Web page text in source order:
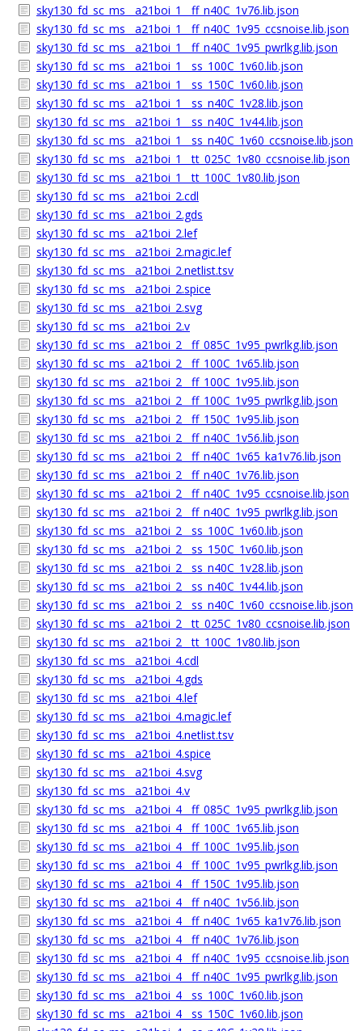
sky130_fd_sc_ms__a21boi_1__ff_n40C_1v76.lib.json
sky130_fd_sc_ms__a21boi_1__ff_n40C_1v95_ccsnoise.lib.json
sky130_fd_sc_ms__a21boi_1__ff_n40C_1v95_pwrlkg.lib.json
sky130_fd_sc_ms__a21boi_1__ss_100C_1v60.lib.json
sky130_fd_sc_ms__a21boi_1__ss_150C_1v60.lib.json
sky130_fd_sc_ms__a21boi_1__ss_n40C_1v28.lib.json
sky130_fd_sc_ms__a21boi_1__ss_n40C_1v44.lib.json
sky130_fd_sc_ms__a21boi_1__ss_n40C_1v60_ccsnoise.lib.json
sky130_fd_sc_ms__a21boi_1__tt_025C_1v80_ccsnoise.lib.json
sky130_fd_sc_ms__a21boi_1__tt_100C_1v80.lib.json
sky130_fd_sc_ms__a21boi_2.cdl
sky130_fd_sc_ms__a21boi_2.gds
sky130_fd_sc_ms__a21boi_2.lef
sky130_fd_sc_ms__a21boi_2.magic.lef
sky130_fd_sc_ms__a21boi_2.netlist.tsv
sky130_fd_sc_ms__a21boi_2.spice
sky130_fd_sc_ms__a21boi_2.svg
sky130_fd_sc_ms__a21boi_2.v
sky130_fd_sc_ms__a21boi_2__ff_085C_1v95_pwrlkg.lib.json
sky130_fd_sc_ms__a21boi_2__ff_100C_1v65.lib.json
sky130_fd_sc_ms__a21boi_2__ff_100C_1v95.lib.json
sky130_fd_sc_ms__a21boi_2__ff_100C_1v95_pwrlkg.lib.json
sky130_fd_sc_ms__a21boi_2__ff_150C_1v95.lib.json
sky130_fd_sc_ms__a21boi_2__ff_n40C_1v56.lib.json
sky130_fd_sc_ms__a21boi_2__ff_n40C_1v65_ka1v76.lib.json
sky130_fd_sc_ms__a21boi_2__ff_n40C_1v76.lib.json
sky130_fd_sc_ms__a21boi_2__ff_n40C_1v95_ccsnoise.lib.json
sky130_fd_sc_ms__a21boi_2__ff_n40C_1v95_pwrlkg.lib.json
sky130_fd_sc_ms__a21boi_2__ss_100C_1v60.lib.json
sky130_fd_sc_ms__a21boi_2__ss_150C_1v60.lib.json
sky130_fd_sc_ms__a21boi_2__ss_n40C_1v28.lib.json
sky130_fd_sc_ms__a21boi_2__ss_n40C_1v44.lib.json
sky130_fd_sc_ms__a21boi_2__ss_n40C_1v60_ccsnoise.lib.json
sky130_fd_sc_ms__a21boi_2__tt_025C_1v80_ccsnoise.lib.json
sky130_fd_sc_ms__a21boi_2__tt_100C_1v80.lib.json
sky130_fd_sc_ms__a21boi_4.cdl
sky130_fd_sc_ms__a21boi_4.gds
sky130_fd_sc_ms__a21boi_4.lef
sky130_fd_sc_ms__a21boi_4.magic.lef
sky130_fd_sc_ms__a21boi_4.netlist.tsv
sky130_fd_sc_ms__a21boi_4.spice
sky130_fd_sc_ms__a21boi_4.svg
sky130_fd_sc_ms__a21boi_4.v
sky130_fd_sc_ms__a21boi_4__ff_085C_1v95_pwrlkg.lib.json
sky130_fd_sc_ms__a21boi_4__ff_100C_1v65.lib.json
sky130_fd_sc_ms__a21boi_4__ff_100C_1v95.lib.json
sky130_fd_sc_ms__a21boi_4__ff_100C_1v95_pwrlkg.lib.json
sky130_fd_sc_ms__a21boi_4__ff_150C_1v95.lib.json
sky130_fd_sc_ms__a21boi_4__ff_n40C_1v56.lib.json
sky130_fd_sc_ms__a21boi_4__ff_n40C_1v65_ka1v76.lib.json
sky130_fd_sc_ms__a21boi_4__ff_n40C_1v76.lib.json
sky130_fd_sc_ms__a21boi_4__ff_n40C_1v95_ccsnoise.lib.json
sky130_fd_sc_ms__a21boi_4__ff_n40C_1v95_pwrlkg.lib.json
sky130_fd_sc_ms__a21boi_4__ss_100C_1v60.lib.json
sky130_fd_sc_ms__a21boi_4__ss_150C_1v60.lib.json